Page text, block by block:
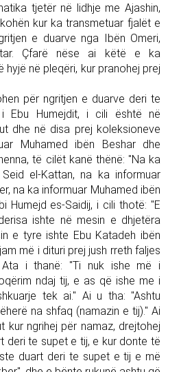
tjetër në lidhje me Ajashin,
kur ka transmetuar fjalët e
e duarve nga Ibën Omeri,
Çfarë nëse ai këtë e ka
në pleqëri, kur pranohej prej
për ngritjen e duarve deri te
Ebu Humejdit, i cili është në
dhe në disa prej koleksioneve
Muhamed ibën Beshar dhe
të cilët kanë thënë: "Na ka
el-Kattan, na ka informuar
na ka informuar Muhamed ibën
Humejd es-Saidij, i cili thotë: "E
ishte në mesin e dhjetëra
e tyre ishte Ebu Katadeh ibën
më i dituri prej jush rreth faljes
Ata i thanë: "Ti nuk ishe më i
ndaj tij, e as që ishe me i
tek ai." Ai u tha: "Ashtu
na shfaq (namazin e tij)." Ai
kur ngrihej për namaz, drejtohej
deri te supet e tij, e kur donte të
duart deri te supet e tij e më